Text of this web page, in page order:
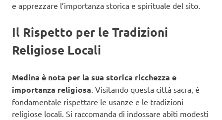
e apprezzare l’importanza storica e spirituale del sito.
Il Rispetto per le Tradizioni
Religiose Locali
Medina è nota per la sua storica ricchezza e
importanza religiosa. Visitando questa città sacra, è
fondamentale rispettare le usanze e le tradizioni
religiose locali. Si raccomanda di indossare abiti modesti